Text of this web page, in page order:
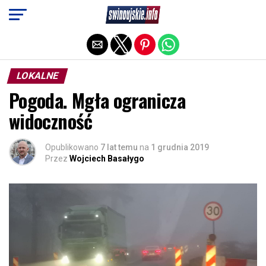
LOKALNE
Pogoda. Mgła ogranicza
widoczność
Opublikowano 7 lat temu na 1 grudnia 2019
Przez Wojciech Basałygo
Exit mobile version